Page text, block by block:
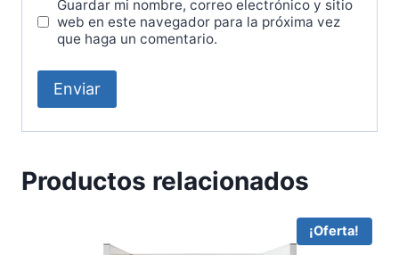
Guardar mi nombre, correo electrónico y sitio
web en este navegador para la próxima vez
que haga un comentario.
Productos relacionados
¡Oferta!